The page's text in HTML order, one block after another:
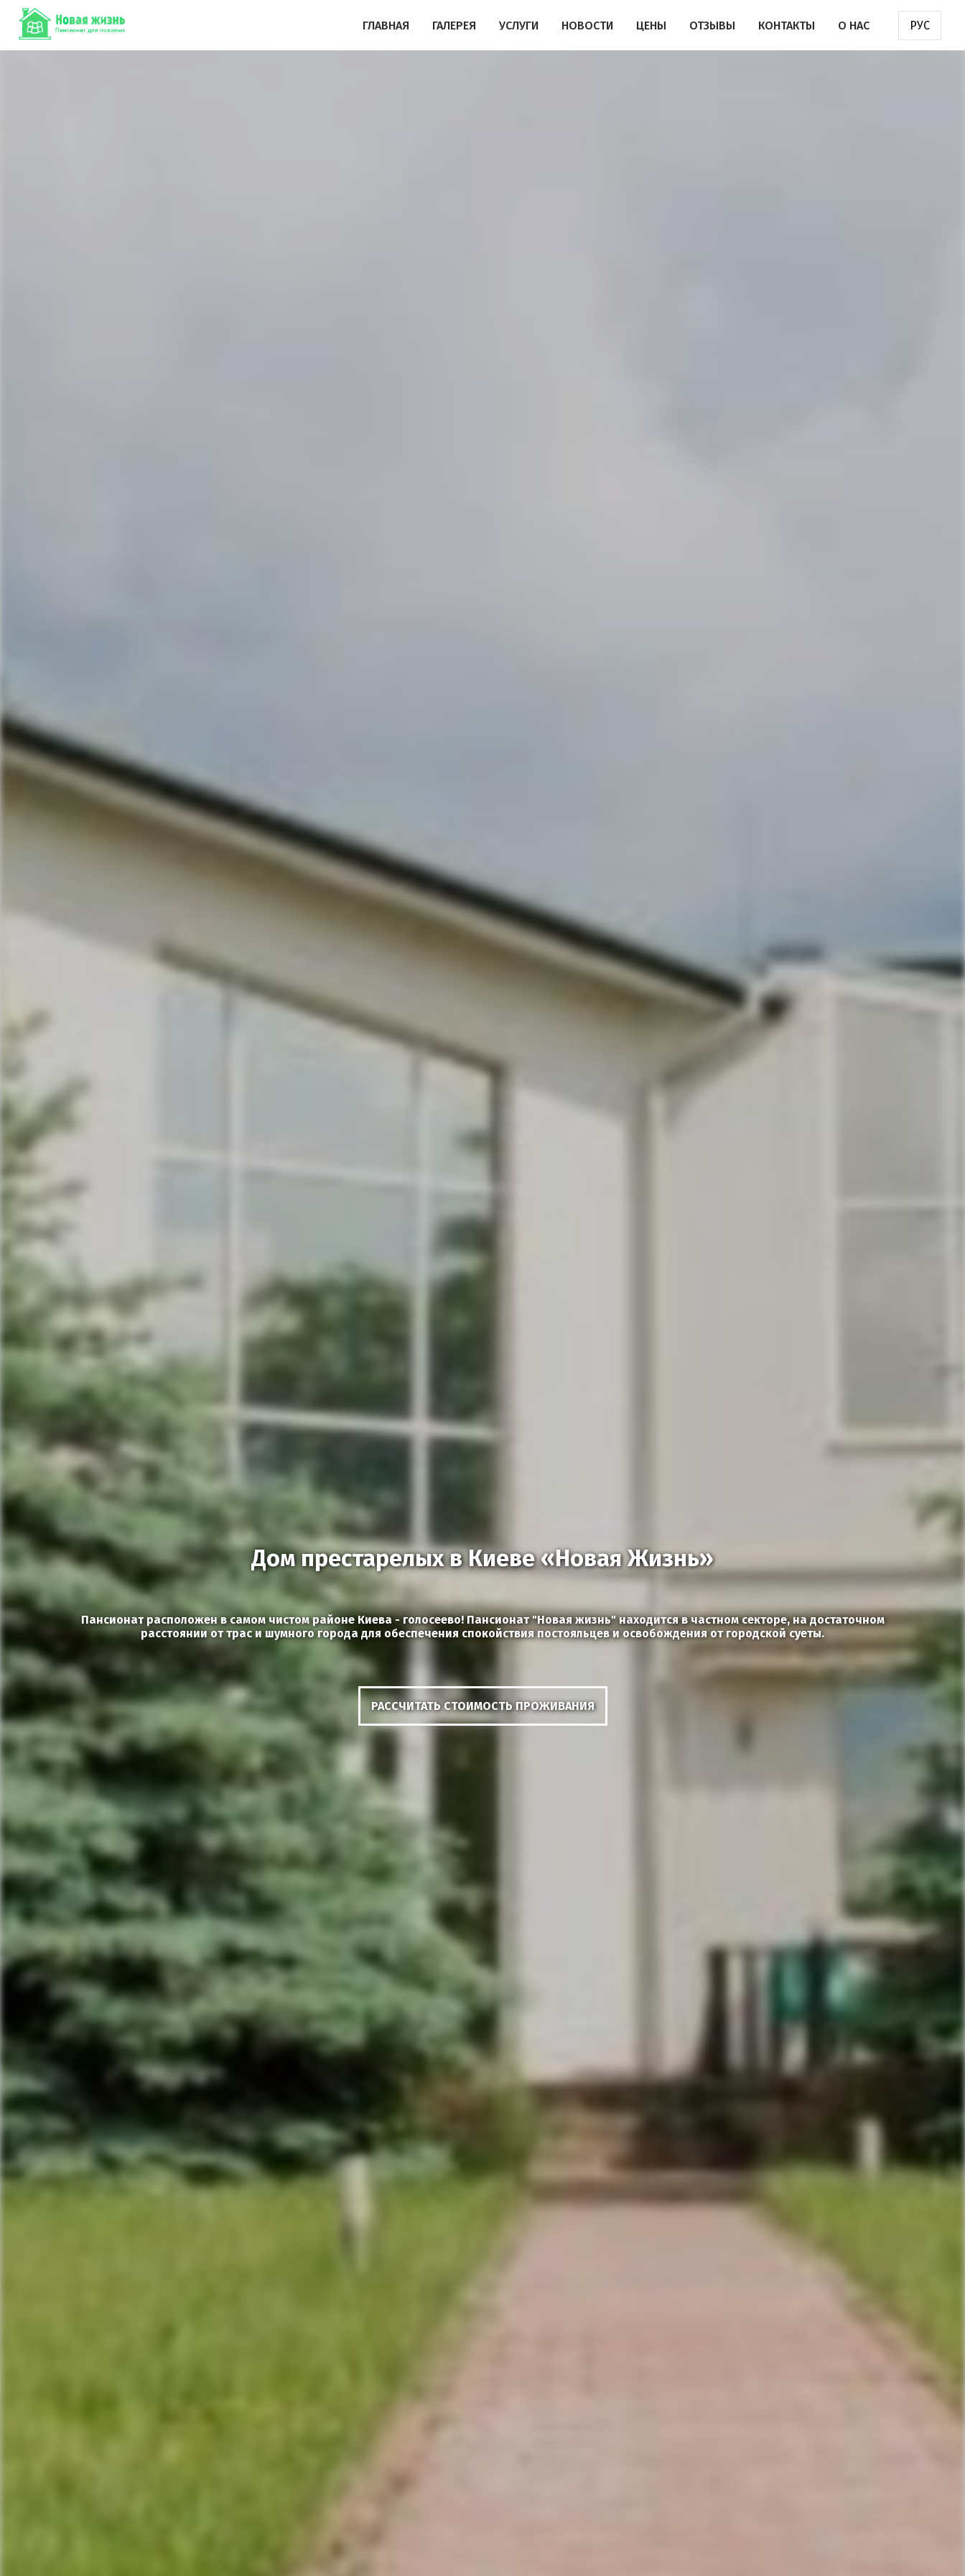
ГЛАВНАЯ ГАЛЕРЕЯ УСЛУГИ НОВОСТИ ЦЕНЫ ОТЗЫВЫ КОНТАКТЫ О НАС РУС
Дом престарелых в Киеве «Новая Жизнь»
Пансионат расположен в самом чистом районе Киева - голосеево! Пансионат "Новая жизнь" находится в частном секторе, на достаточном
расстоянии от трас и шумного города для обеспечения спокойствия постояльцев и освобождения от городской суеты.
РАССЧИТАТЬ СТОИМОСТЬ ПРОЖИВАНИЯ